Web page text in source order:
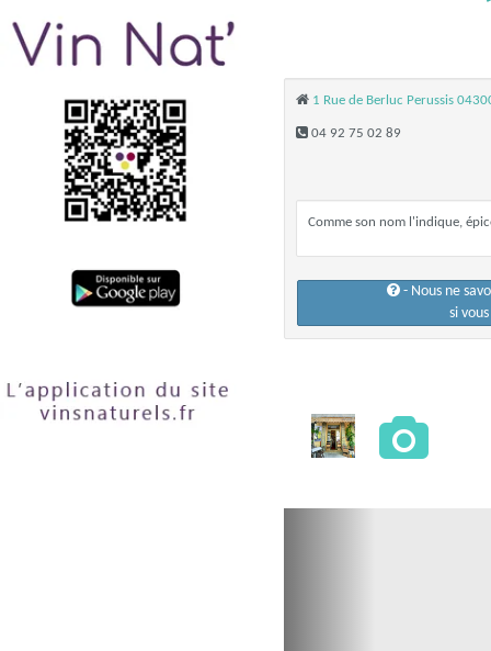
1 Rue de Berluc Perussis
04 92 75 02 89
Comme son nom l'indique,
- Nous ne
si